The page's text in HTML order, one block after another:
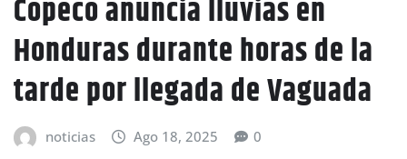
Copeco anuncia lluvias en
Honduras durante horas de la
tarde por llegada de Vaguada
noticias Ago 18, 2025 0